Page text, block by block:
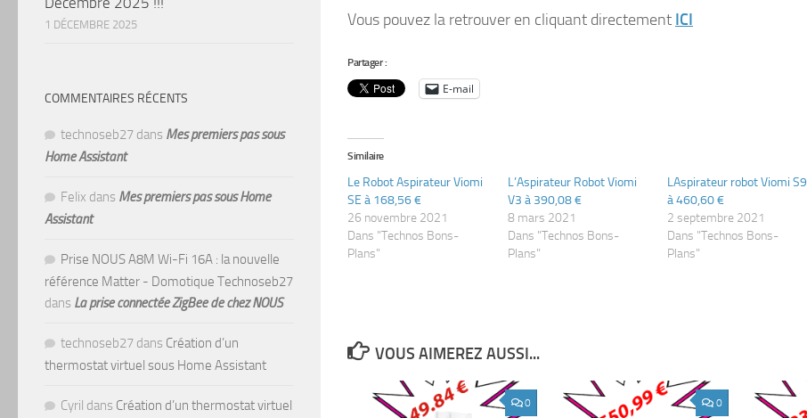
Vous pouvez la retrouver en cliquant directement ICI
Partager :
E-mail
Similaire
Le Robot Aspirateur Viomi
SE à 168,56 €
26 novembre 2021
Dans "Technos Bons-
Plans"
L’Aspirateur Robot Viomi
V3 à 390,08 €
8 mars 2021
Dans "Technos Bons-
Plans"
LAspirateur robot Viomi S9
à 460,60 €
2 septembre 2021
Dans "Technos Bons-
Plans"
VOUS AIMEREZ AUSSI...
0 0
1 DÉCEMBRE 2025
COMMENTAIRES RÉCENTS
technoseb27 dans Mes premiers pas sous
Home Assistant
Felix dans Mes premiers pas sous Home
Assistant
Prise NOUS A8M Wi-Fi 16A : la nouvelle
référence Matter - Domotique Technoseb27
dans La prise connectée ZigBee de chez NOUS
technoseb27 dans Création d’un
thermostat virtuel sous Home Assistant
Cyril dans Création d’un thermostat virtuel